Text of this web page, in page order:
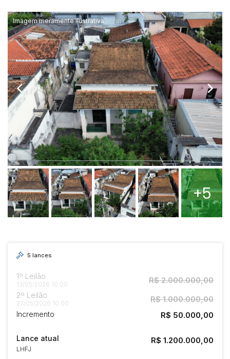
Imagem meramente ilustrativa
+5
5 lances
1º Leilão
13/05/2026 10:00 R$ 2.000.000,00
2º Leilão
27/05/2026 10:00 R$ 1.000.000,00
Incremento R$ 50.000,00
Lance atual
LHFJ
R$ 1.200.000,00